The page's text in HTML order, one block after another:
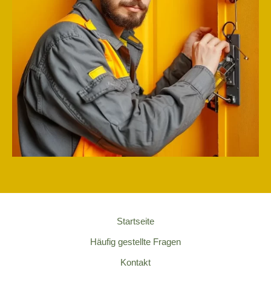
Startseite
Häufig gestellte Fragen
Kontakt